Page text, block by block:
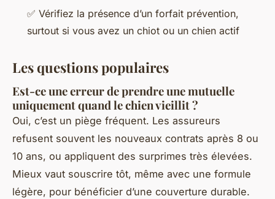
✅ Vérifiez la présence d’un forfait prévention,
surtout si vous avez un chiot ou un chien actif
Les questions populaires
Est-ce une erreur de prendre une mutuelle
uniquement quand le chien vieillit ?
Oui, c’est un piège fréquent. Les assureurs
refusent souvent les nouveaux contrats après 8 ou
10 ans, ou appliquent des surprimes très élevées.
Mieux vaut souscrire tôt, même avec une formule
légère, pour bénéficier d’une couverture durable.